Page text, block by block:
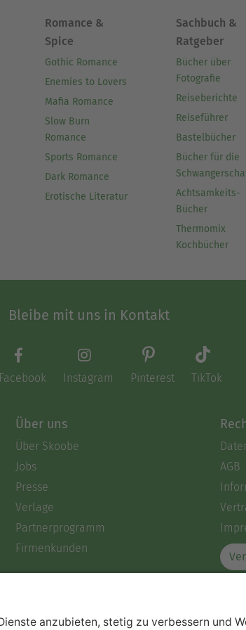
Romance &
Spice
Gothic Romance
Enemies to Lovers
Mafia Romance
Slow Burn
Romance
Sports Romance
Dark Romance
Erotische Literatur
Sachbuch &
Ratgeber
Bücher über
Fotografie
Reiseberichte
Reiseführer
Bastelbücher
Bücher für die
Achtsamkeits-
Bücher
Thermomix
Kochbücher
Bleibe mit uns in Kontakt
Facebook Instagram Pinterest TikTok
Über uns
Über Skoobe
Jobs
Presse
Verlage
Partnerprogramm
Firmenkunden
AGB